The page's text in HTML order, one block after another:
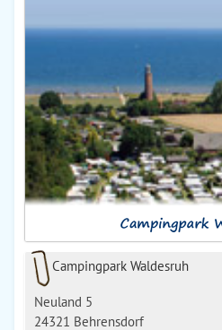
Campingpark Waldesruh
Neuland 5
24321 Behrensdorf